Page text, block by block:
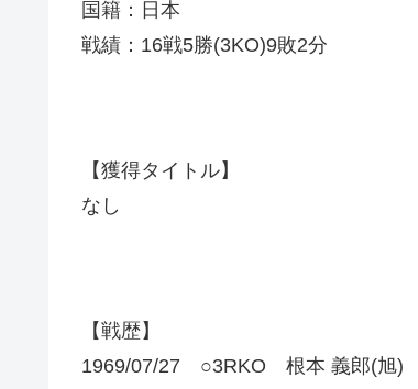
国籍：日本
戦績：16戦5勝(3KO)9敗2分
【獲得タイトル】
なし
【戦歴】
1969/07/27 ○3RKO 根本 義郎(旭)